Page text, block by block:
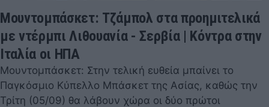
Μουντομπάσκετ: Τζάμπολ στα προημιτελικά
με ντέρμπι Λιθουανία - Σερβία | Κόντρα στην
Ιταλία οι ΗΠΑ
Μουντομπάσκετ: Στην τελική ευθεία μπαίνει το
Παγκόσμιο Κύπελλο Μπάσκετ της Ασίας, καθώς την
Τρίτη (05/09) θα λάβουν χώρα οι δύο πρώτοι